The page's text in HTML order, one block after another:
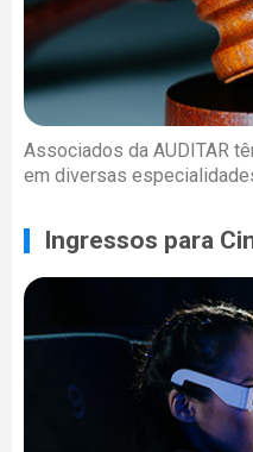
Associados da AUDITAR
em diversas
Ingressos para